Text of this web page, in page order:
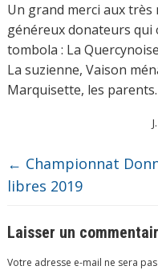
Un grand merci aux
généreux donateurs qui
tombola : La
La suzienne, Vaison
Marquisette, les
← Championnat
libres 2019
Laisser un
Votre adresse e-mail ne sera